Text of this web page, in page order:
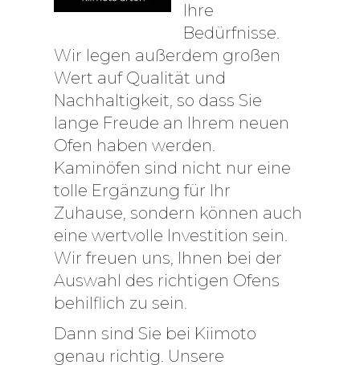
Ihre
Bedürfnisse.
Wir legen außerdem großen
Wert auf Qualität und
Nachhaltigkeit, so dass Sie
lange Freude an Ihrem neuen
Ofen haben werden.
Kaminöfen sind nicht nur eine
tolle Ergänzung für Ihr
Zuhause, sondern können auch
eine wertvolle Investition sein.
Wir freuen uns, Ihnen bei der
Auswahl des richtigen Ofens
behilflich zu sein.
Dann sind Sie bei Kiimoto
genau richtig. Unsere